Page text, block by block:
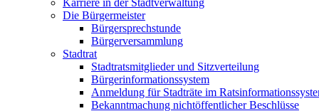
Karriere in der Stadtverwaltung
Die Bürgermeister
Bürgersprechstunde
Bürgerversammlung
Stadtrat
Stadtratsmitglieder und Sitzverteilung
Bürgerinformationssystem
Anmeldung für Stadträte im
Bekanntmachung nichtöffentlicher Beschlüsse